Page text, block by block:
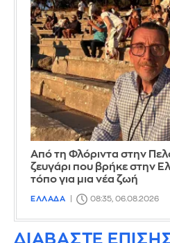
Από τη Φλόριντα στην
ζευγάρι που βρήκε στην
τόπο για μια νέα ζωή
ΕΛΛΑΔΑ 08:35, 06.08.2026
ΔΙΑΒΑΣΤΕ